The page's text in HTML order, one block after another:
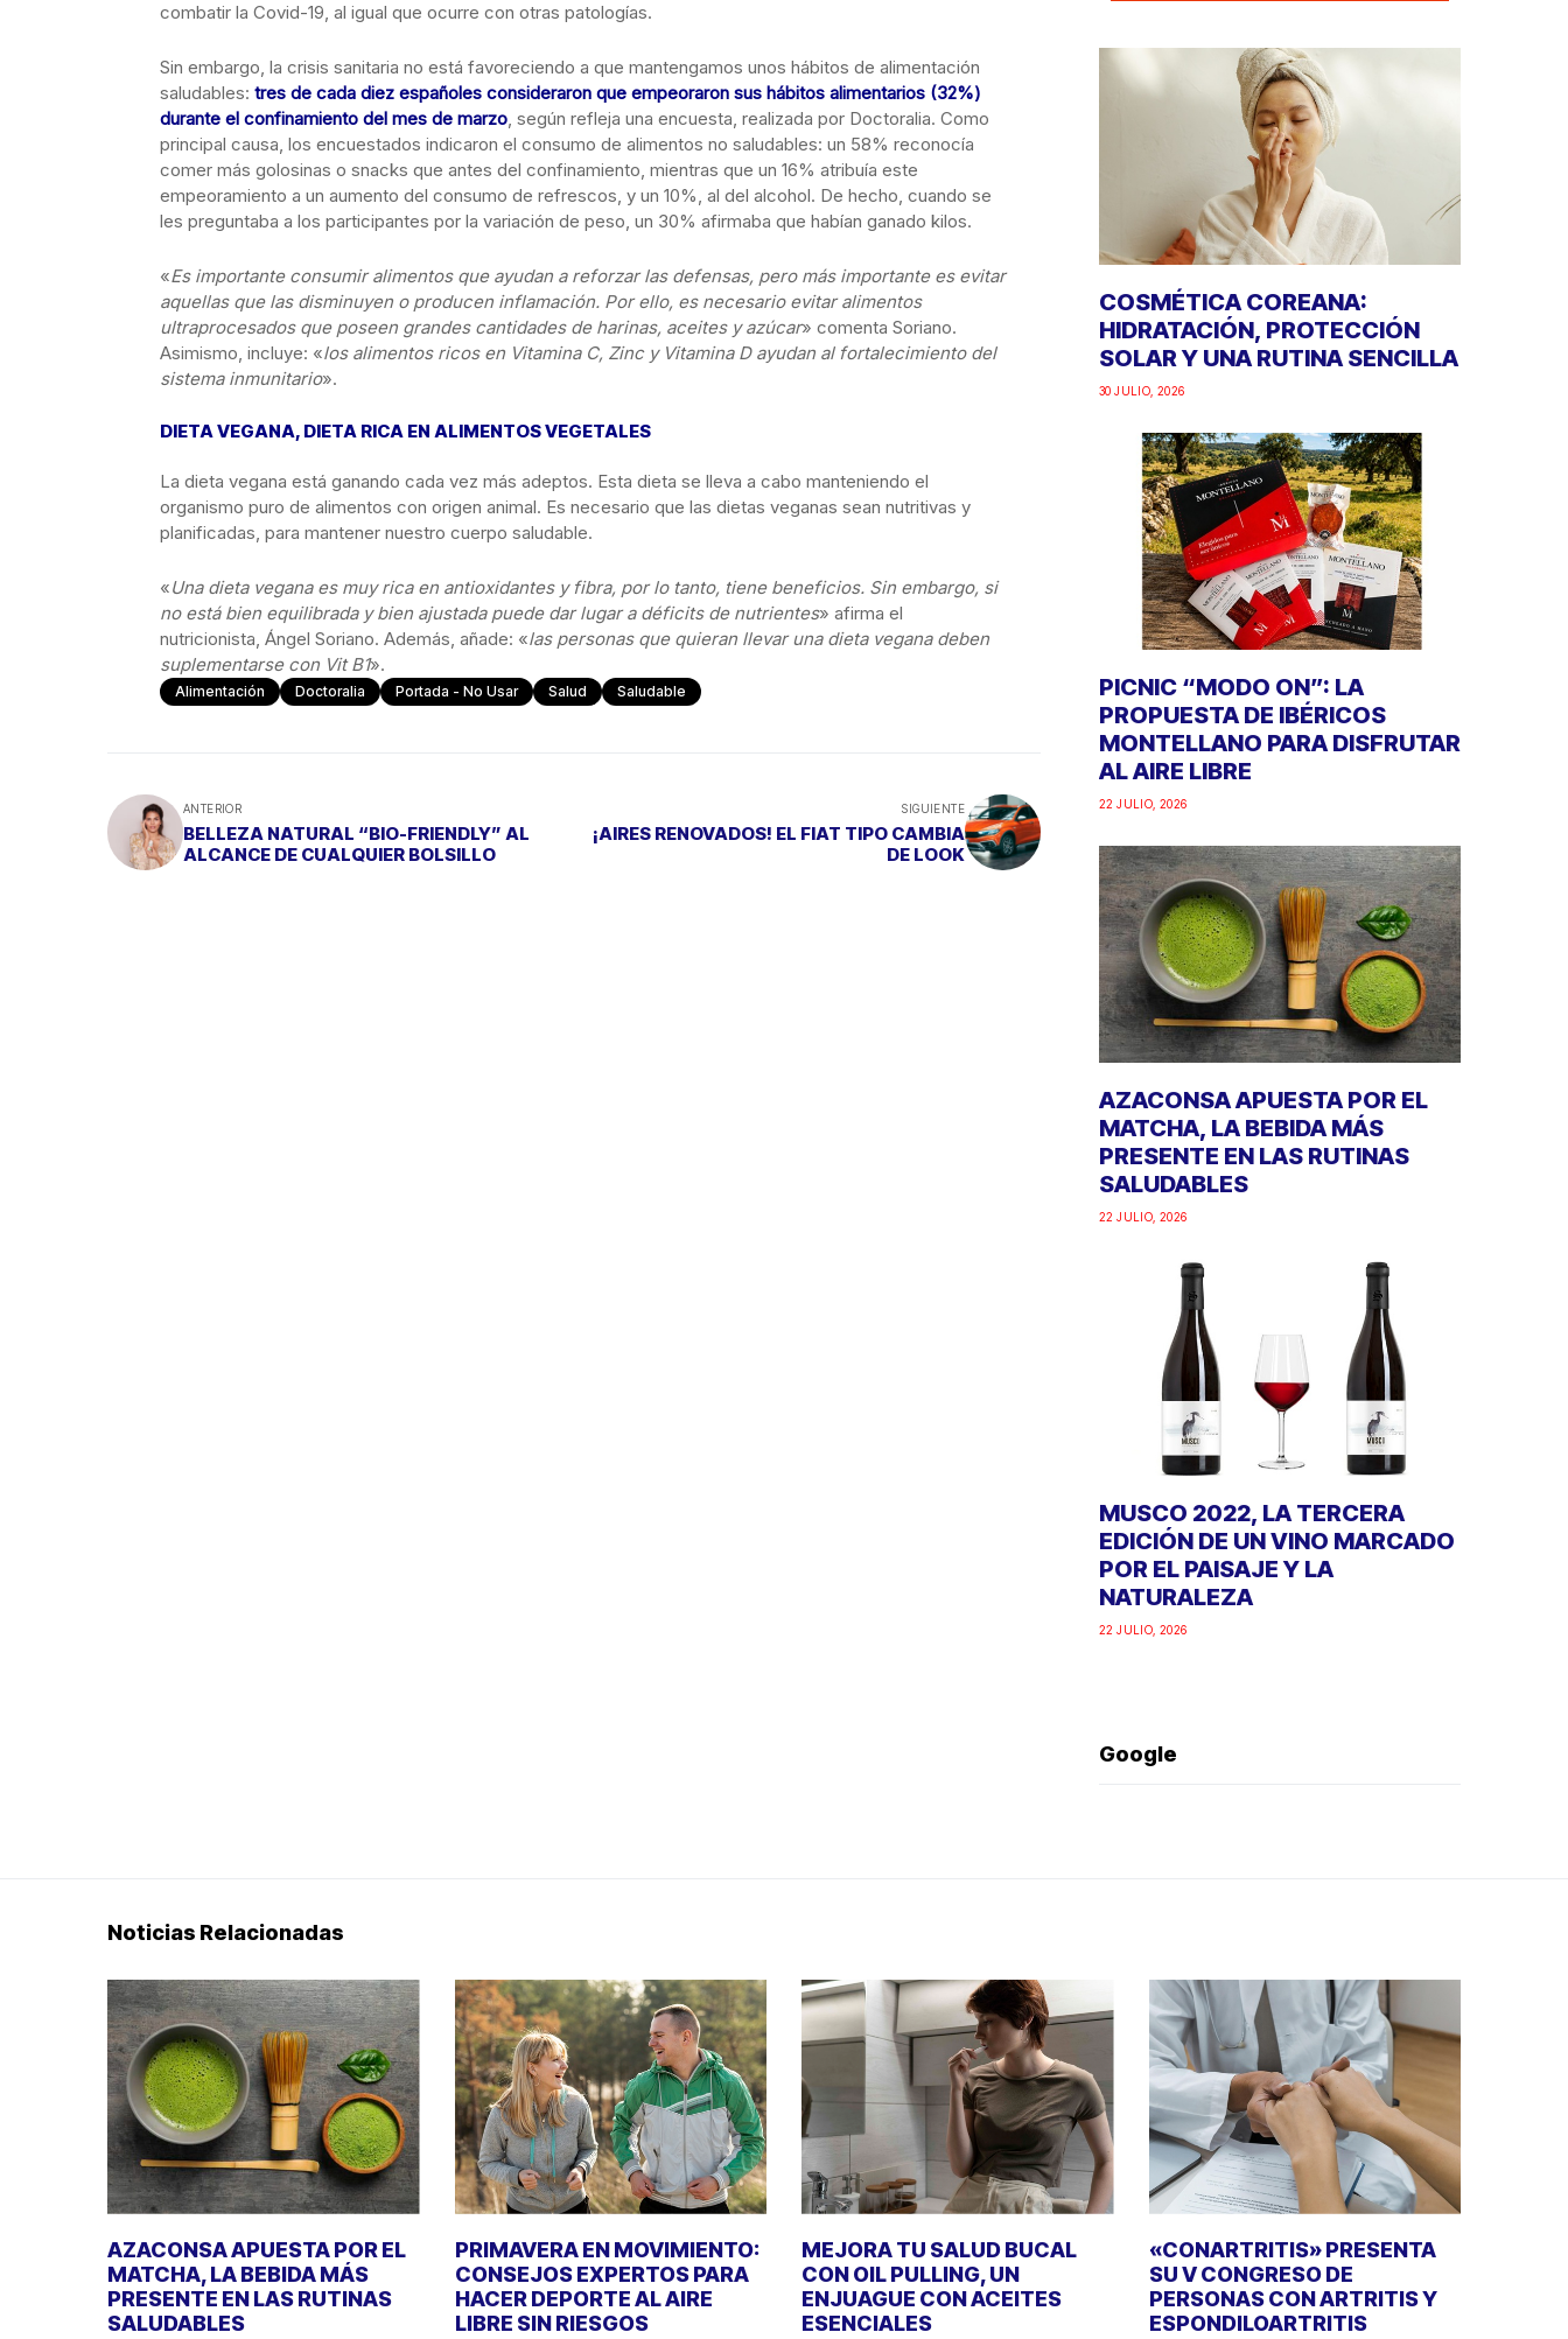
combatir la Covid-19, al igual que ocurre con otras patologías.
Sin embargo, la crisis sanitaria no está favoreciendo a que mantengamos unos hábitos de alimentación
saludables: tres de cada diez españoles consideraron que empeoraron sus hábitos alimentarios (32%)
durante el confinamiento del mes de marzo, según refleja una encuesta, realizada por Doctoralia. Como
principal causa, los encuestados indicaron el consumo de alimentos no saludables: un 58% reconocía
comer más golosinas o snacks que antes del confinamiento, mientras que un 16% atribuía este
empeoramiento a un aumento del consumo de refrescos, y un 10%, al del alcohol. De hecho, cuando se
les preguntaba a los participantes por la variación de peso, un 30% afirmaba que habían ganado kilos.
«Es importante consumir alimentos que ayudan a reforzar las defensas, pero más importante es evitar
aquellas que las disminuyen o producen inflamación. Por ello, es necesario evitar alimentos
ultraprocesados que poseen grandes cantidades de harinas, aceites y azúcar» comenta Soriano.
Asimismo, incluye: «los alimentos ricos en Vitamina C, Zinc y Vitamina D ayudan al fortalecimiento del
sistema inmunitario».
DIETA VEGANA, DIETA RICA EN ALIMENTOS VEGETALES
La dieta vegana está ganando cada vez más adeptos. Esta dieta se lleva a cabo manteniendo el
organismo puro de alimentos con origen animal. Es necesario que las dietas veganas sean nutritivas y
planificadas, para mantener nuestro cuerpo saludable.
«Una dieta vegana es muy rica en antioxidantes y fibra, por lo tanto, tiene beneficios. Sin embargo, si
no está bien equilibrada y bien ajustada puede dar lugar a déficits de nutrientes» afirma el
nutricionista, Ángel Soriano. Además, añade: «las personas que quieran llevar una dieta vegana deben
suplementarse con Vit B1».
Alimentación Doctoralia Portada - No Usar Salud Saludable
ANTERIOR
BELLEZA NATURAL “BIO-FRIENDLY” AL
ALCANCE DE CUALQUIER BOLSILLO
SIGUIENTE
¡AIRES RENOVADOS! EL FIAT TIPO CAMBIA
DE LOOK
COSMÉTICA COREANA:
HIDRATACIÓN, PROTECCIÓN
SOLAR Y UNA RUTINA SENCILLA
30 JULIO, 2026
PICNIC “MODO ON”: LA
PROPUESTA DE IBÉRICOS
MONTELLANO PARA DISFRUTAR
AL AIRE LIBRE
22 JULIO, 2026
AZACONSA APUESTA POR EL
MATCHA, LA BEBIDA MÁS
PRESENTE EN LAS RUTINAS
SALUDABLES
22 JULIO, 2026
MUSCO 2022, LA TERCERA
EDICIÓN DE UN VINO MARCADO
POR EL PAISAJE Y LA
NATURALEZA
22 JULIO, 2026
Google
Noticias Relacionadas
AZACONSA APUESTA POR EL
MATCHA, LA BEBIDA MÁS
PRESENTE EN LAS RUTINAS
SALUDABLES
PRIMAVERA EN MOVIMIENTO:
CONSEJOS EXPERTOS PARA
HACER DEPORTE AL AIRE
LIBRE SIN RIESGOS
MEJORA TU SALUD BUCAL
CON OIL PULLING, UN
ENJUAGUE CON ACEITES
ESENCIALES
«CONARTRITIS» PRESENTA
SU V CONGRESO DE
PERSONAS CON ARTRITIS Y
ESPONDILOARTRITIS